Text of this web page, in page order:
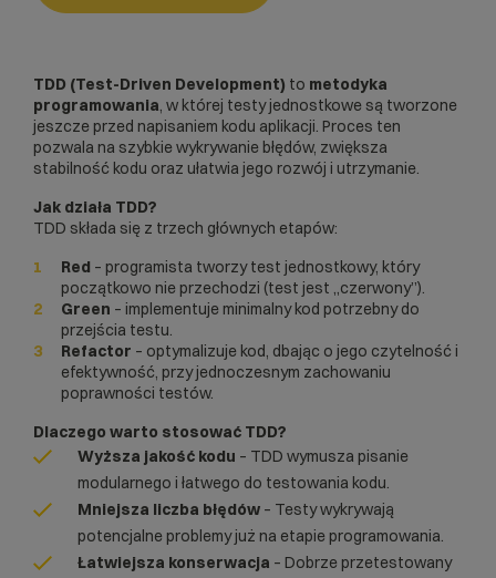
TDD (Test-Driven Development) to metodyka
programowania, w której testy jednostkowe są tworzone
jeszcze przed napisaniem kodu aplikacji. Proces ten
pozwala na szybkie wykrywanie błędów, zwiększa
stabilność kodu oraz ułatwia jego rozwój i utrzymanie.
Jak działa TDD?
TDD składa się z trzech głównych etapów:
Red – programista tworzy test jednostkowy, który
początkowo nie przechodzi (test jest „czerwony”).
Green – implementuje minimalny kod potrzebny do
przejścia testu.
Refactor – optymalizuje kod, dbając o jego czytelność i
efektywność, przy jednoczesnym zachowaniu
poprawności testów.
Dlaczego warto stosować TDD?
Wyższa jakość kodu – TDD wymusza pisanie
modularnego i łatwego do testowania kodu.
Mniejsza liczba błędów – Testy wykrywają
potencjalne problemy już na etapie programowania.
Łatwiejsza konserwacja – Dobrze przetestowany